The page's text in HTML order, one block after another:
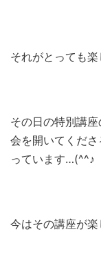
それがとっても
その日の特別講
会を開いてくだ
っています…(^^♪
今はその講座が